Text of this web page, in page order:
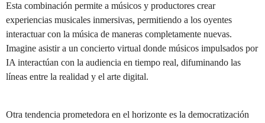
Esta combinación permite a músicos y productores crear
experiencias musicales inmersivas, permitiendo a los oyentes
interactuar con la música de maneras completamente nuevas.
Imagine asistir a un concierto virtual donde músicos impulsados por
IA interactúan con la audiencia en tiempo real, difuminando las
líneas entre la realidad y el arte digital.
Otra tendencia prometedora en el horizonte es la democratización